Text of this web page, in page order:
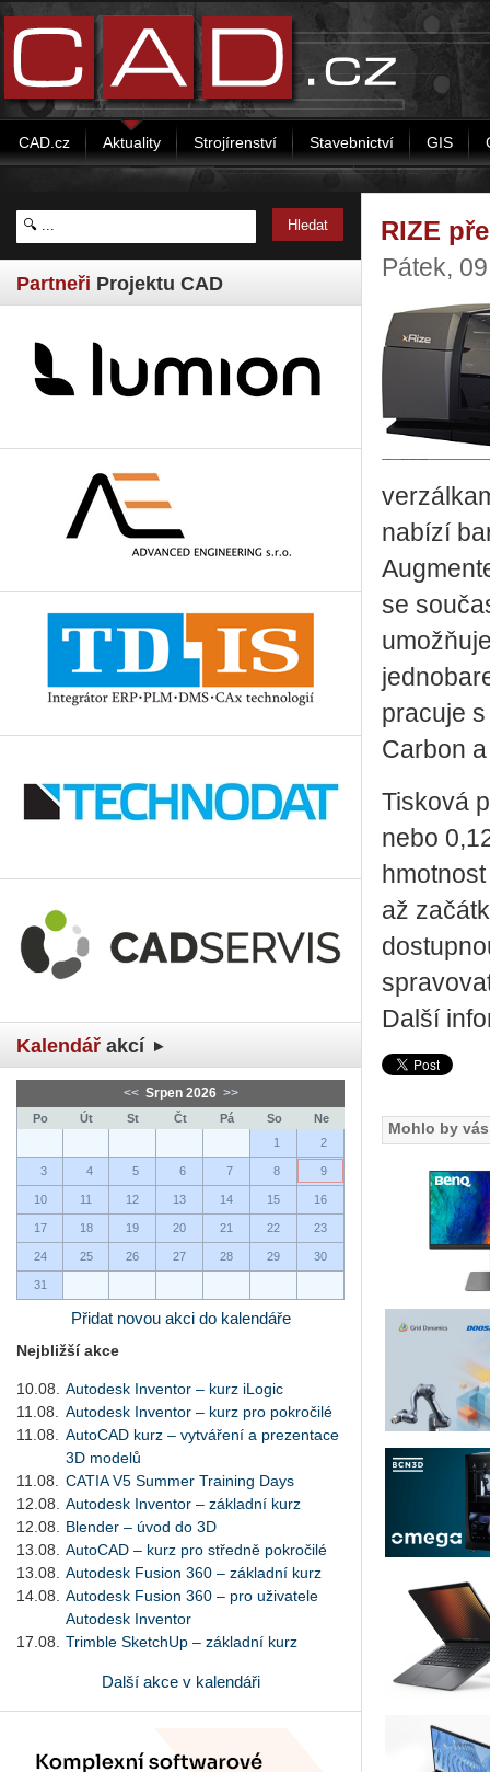
CAD.cz Aktuality Strojírenství Stavebnictví GIS
Partneři Projektu CAD
Kalendář akcí
<< Srpen 2026 >>
Po Út St Čt Pá So
Ne
1
2
3 4 5 6 7 8 9
10 11 12 13 14 15 16
17 18 19 20 21 22 23
24 25 26 27 28 29 30
31
Přidat novou akci do kalendáře
Nejbližší akce
10.08.
Autodesk Inventor – kurz iLogic
11.08.
Autodesk Inventor – kurz pro pokročilé
11.08.
AutoCAD kurz – vytváření a prezentace
3D modelů
11.08.
CATIA V5 Summer Training Days
12.08.
Autodesk Inventor – základní kurz
12.08.
Blender – úvod do 3D
13.08.
AutoCAD – kurz pro středně pokročilé
13.08.
Autodesk Fusion 360 – základní kurz
14.08.
Autodesk Fusion 360 – pro uživatele
Autodesk Inventor
17.08.
Trimble SketchUp – základní kurz
Další akce v kalendáři
RIZE
Pátek,
nabízí
se
pracuje
Carbon
Tisková
nebo
až
Další
Mohlo by